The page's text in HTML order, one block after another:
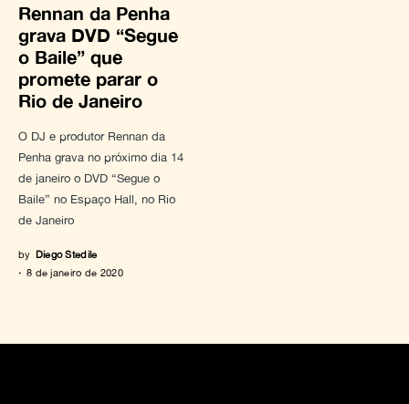
Rennan da Penha
grava DVD “Segue
o Baile” que
promete parar o
Rio de Janeiro
O DJ e produtor Rennan da
Penha grava no próximo dia 14
de janeiro o DVD “Segue o
Baile” no Espaço Hall, no Rio
de Janeiro
by Diego Stedile
8 de janeiro de 2020